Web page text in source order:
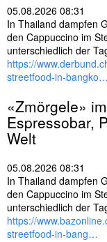
05.08.2026 08:31
In Thailand dampfen
den Cappuccino im
unterschiedlich der
https://
streetfood-in-bangko…
«Zmörgele»
Espressobar,
Welt
05.08.2026 08:31
In Thailand dampfen
den Cappuccino im
unterschiedlich der
https://
streetfood-in-bang…